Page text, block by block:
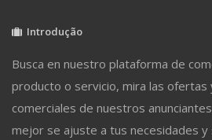
Introdução
Busca en nuestro plataforma de
producto o servicio, mira las ofertas
comerciales de nuestros
mejor se ajuste a tus necesidades y